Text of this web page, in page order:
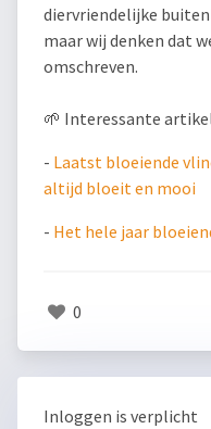
diervriendelijke
maar wij denken dat
omschreven.
🌱 Interessante
- Laatst bloeiende
altijd bloeit en mooi
- Het hele jaar
0
Inloggen is verplicht